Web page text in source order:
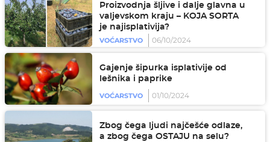
Proizvodnja šljive i dalje glavna u
valjevskom kraju – KOJA SORTA
je najisplativija?
VOĆARSTVO
06/10/2024
Gajenje šipurka isplativije od
lešnika i paprike
VOĆARSTVO 01/10/2024
Zbog čega ljudi najčešće odlaze,
a zbog čega OSTAJU na selu?